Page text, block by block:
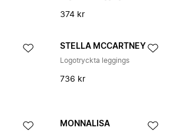
374 kr
STELLA MCCARTNEY
Logotryckta leggings
736 kr
MONNALISA